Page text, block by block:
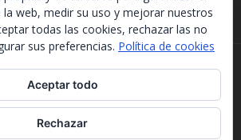
de este blog puedes cogerlo, lo único
menciones la procedencia. Gracias.
something from this blog, just take it.
ask you is to mention this site. Many
web, medir su uso y mejorar nuestros
todas las cookies, rechazar las no
sus preferencias. Política de cookies
Aceptar todo
Rechazar